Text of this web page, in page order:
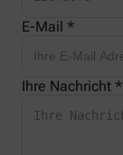
E-Mail *
Ihre Nachricht *